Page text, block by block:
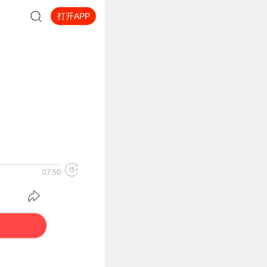
打开APP
07:50